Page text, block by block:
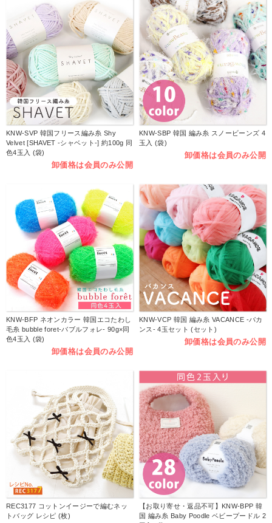
KNW-SVP 韓国フリース編み糸 Shy
Velvet [SHAVET -シャベット-] 約100g 同
色4玉入 (袋)
卸価格は会員のみ公開
KNW-SBP 韓国 編み糸 スノービーンズ 4
玉入 (袋)
卸価格は会員のみ公開
KNW-BFP ネオンカラー 韓国エコたわし
毛糸 bubble foret-バブルフォレ- 90g×同
色4玉入 (袋)
卸価格は会員のみ公開
KNW-VCP 韓国 編み糸 VACANCE -バカ
ンス- 4玉セット (セット)
卸価格は会員のみ公開
REC3177 コットンイージーで編むネッ
トバッグ レシピ (枚)
【お取り寄せ・返品不可】KNW-BPP 韓
国 編み糸 Baby Poodle ベビープードル 2